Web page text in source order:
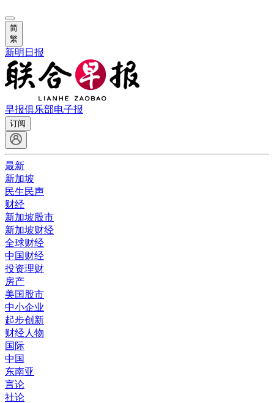
简
繁
新明日报
早报俱乐部电子报
订阅
最新
新加坡
民生民声
财经
新加坡股市
新加坡财经
全球财经
中国财经
投资理财
房产
美国股市
中小企业
起步创新
财经人物
国际
中国
东南亚
言论
社论